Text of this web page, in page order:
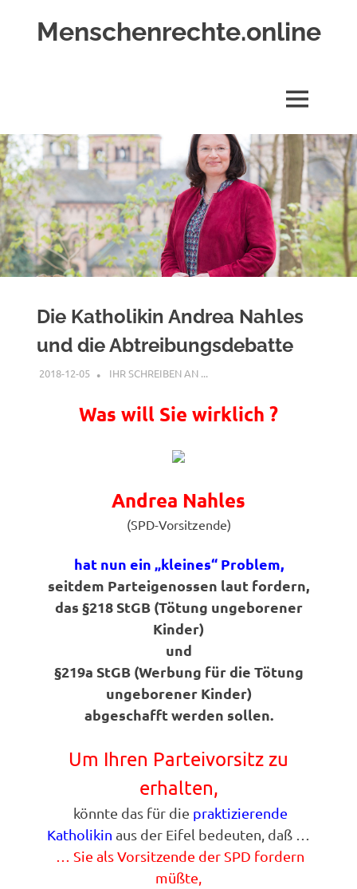
Menschenrechte.online
Geborene
wie
für
Ungeborene
MENÜ
Die Katholikin Andrea Nahles
und die Abtreibungsdebatte
2018-12-05 G A
IHR SCHREIBEN AN ...
Was will Sie wirklich ?
Andrea Nahles
(SPD-Vorsitzende)
hat nun ein „kleines“ Problem,
seitdem Parteigenossen laut fordern,
das §218 StGB (Tötung ungeborener
Kinder)
und
§219a StGB (Werbung für die Tötung
ungeborener Kinder)
abgeschafft werden sollen.
Um Ihren Parteivorsitz zu
erhalten,
könnte das für die praktizierende
Katholikin aus der Eifel bedeuten, daß …
… Sie als Vorsitzende der SPD fordern
müßte,